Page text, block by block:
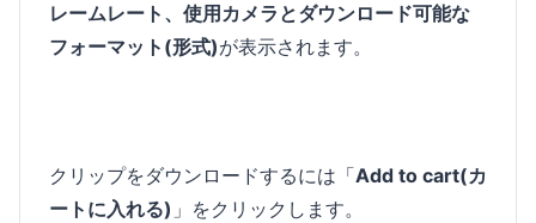
レームレート、使用カメラとダウンロード可能な
フォーマット(形式)が表示されます。
クリップをダウンロードするには「Add to cart(カ
ートに入れる) 」をクリックします。